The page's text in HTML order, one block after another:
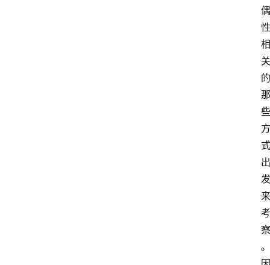
偶
性
相
关
的
那
些
方
式
出
发
来
考
察
。